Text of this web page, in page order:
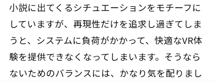
小説に出てくるシチュエーションをモチーフに
していますが、再現性だけを追求し過ぎてしま
うと、システムに負荷がかかって、快適なVR体
験を提供できなくなってしまいます。そうなら
ないためのバランスには、かなり気を配りまし